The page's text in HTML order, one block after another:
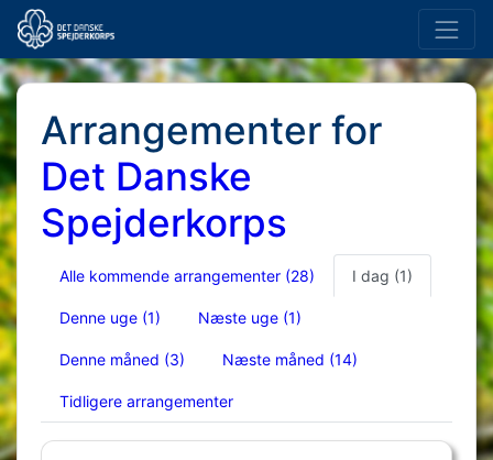
Arrangementer for
Det Danske
Spejderkorps
Alle kommende arrangementer (28) I dag (1)
Denne uge (1) Næste uge (1)
Denne måned (3) Næste måned (14)
Tidligere arrangementer